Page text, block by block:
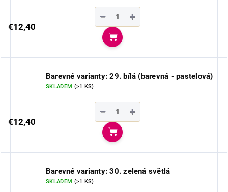
€12,40
+
−
Do košíka
Barevné varianty: 29. bílá (barevná - pastelová)
SKLADEM (>1 KS)
€12,40
+
−
Do košíka
Barevné varianty: 30. zelená světlá
SKLADEM (>1 KS)